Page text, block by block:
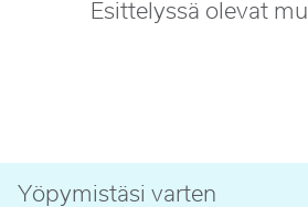
Esittelyssä olevat
UIMA-ALLAS
Yöpymistäsi varten